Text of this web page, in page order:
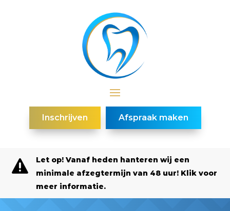
Inschrijven Afspraak maken

Let op! Vanaf heden hanteren wij een
minimale afzegtermijn van 48 uur! Klik voor
meer informatie.